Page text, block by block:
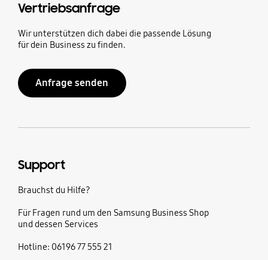
Vertriebsanfrage
Wir unterstützen dich dabei die passende Lösung
für dein Business zu finden.
Anfrage senden
Support
Brauchst du Hilfe?
Für Fragen rund um den Samsung Business Shop
und dessen Services
Hotline: 06196 77 555 21